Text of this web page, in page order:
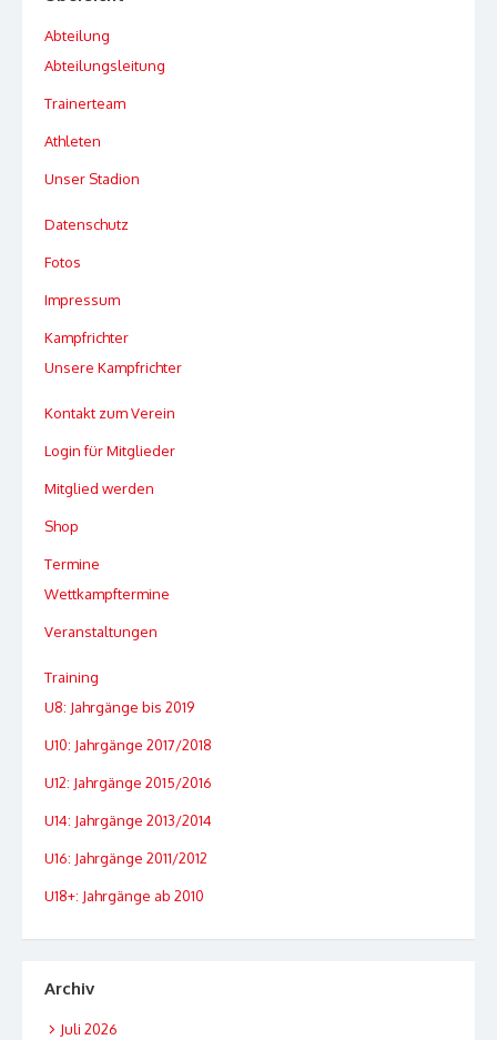
Abteilung
Abteilungsleitung
Trainerteam
Athleten
Unser Stadion
Datenschutz
Fotos
Impressum
Kampfrichter
Unsere Kampfrichter
Kontakt zum Verein
Login für Mitglieder
Mitglied werden
Shop
Termine
Wettkampftermine
Veranstaltungen
Training
U8: Jahrgänge bis 2019
U10: Jahrgänge 2017/2018
U12: Jahrgänge 2015/2016
U14: Jahrgänge 2013/2014
U16: Jahrgänge 2011/2012
U18+: Jahrgänge ab 2010
Archiv
Juli 2026